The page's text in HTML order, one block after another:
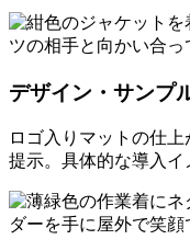
デザイン・サンプ
ロゴ入りマットの仕
提示。具体的な導入イ